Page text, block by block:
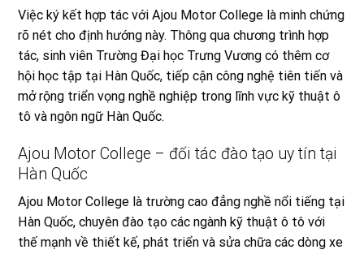
Việc ký kết hợp tác với Ajou Motor College là minh chứng
rõ nét cho định hướng này. Thông qua chương trình hợp
tác, sinh viên Trường Đại học Trưng Vương có thêm cơ
hội học tập tại Hàn Quốc, tiếp cận công nghệ tiên tiến và
mở rộng triển vọng nghề nghiệp trong lĩnh vực kỹ thuật ô
tô và ngôn ngữ Hàn Quốc.
Ajou Motor College – đối tác đào tạo uy tín tại
Hàn Quốc
Ajou Motor College là trường cao đẳng nghề nổi tiếng tại
Hàn Quốc, chuyên đào tạo các ngành kỹ thuật ô tô với
thế mạnh về thiết kế, phát triển và sửa chữa các dòng xe